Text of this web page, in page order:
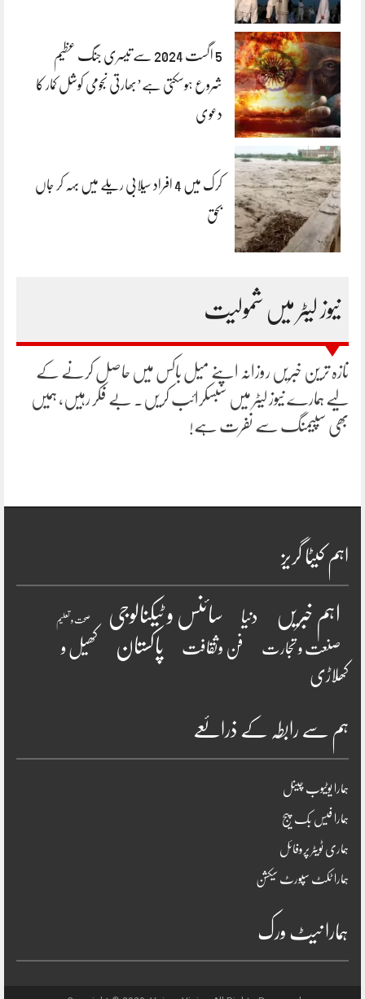
5 اگست 2024 سے تیسری جنگ عظیم
شروع ہوسکتی ہے’بھارتی نجومی کوشل کمار کا
دعوی
کرک میں 4 افراد سیلابی ریلے میں بہہ کر جاں
بحق
نیوز لیٹر میں شمولیت
تازہ ترین خبریں روزانہ اپنے میل باکس میں حاصل کرنے کے
لیے ہمارے نیوز لیٹر میں سبسکرائب کریں۔ بے فکر رہیں، ہمیں
بھی سپیمنگ سے نفرت ہے!
اہم کیٹا گریز
اہم خبریں دنیا سائنس و ٹیکنالوجی صحت و تعلیم
صنعت و تجارت فن وثقافت پاکستان
کھیل و
کھلاڑی
ہم سے رابطہ کے ذرائعے
ہمارا یوٹیوب چینل
ہمارا فیس بک پیج
ہماری ٹویٹر پروفائل
ہمارا ٹکٹ سپورٹ سیکشن
ہمارا نیٹ ورک